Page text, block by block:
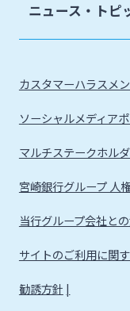
ニュース・トピ
カスタマーハラスメ
ソーシャルメディア
マルチステークホル
宮崎銀行グループ 人
当行グループ会社と
サイトのご利用に関
勧誘方針